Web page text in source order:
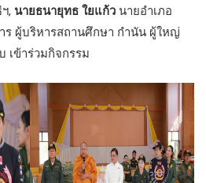
, นายธนายุทธ ใยแก้ว นายอำเภอ
ร ผู้บริหารสถานศึกษา กำนัน ผู้ใหญ่
เข้าร่วมกิจกรรม